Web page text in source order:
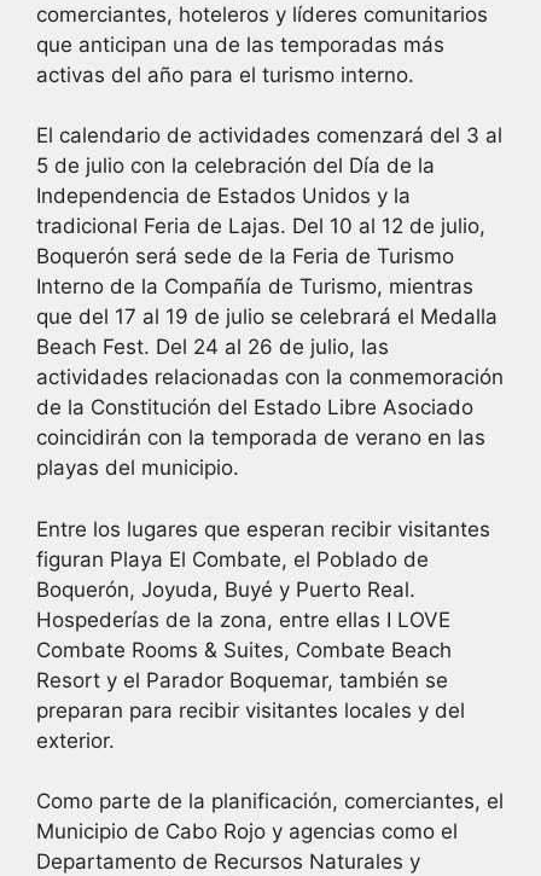
comerciantes, hoteleros y líderes comunitarios
que anticipan una de las temporadas más
activas del año para el turismo interno.
El calendario de actividades comenzará del 3 al
5 de julio con la celebración del Día de la
Independencia de Estados Unidos y la
tradicional Feria de Lajas. Del 10 al 12 de julio,
Boquerón será sede de la Feria de Turismo
Interno de la Compañía de Turismo, mientras
que del 17 al 19 de julio se celebrará el Medalla
Beach Fest. Del 24 al 26 de julio, las
actividades relacionadas con la conmemoración
de la Constitución del Estado Libre Asociado
coincidirán con la temporada de verano en las
playas del municipio.
Entre los lugares que esperan recibir visitantes
figuran Playa El Combate, el Poblado de
Boquerón, Joyuda, Buyé y Puerto Real.
Hospederías de la zona, entre ellas I LOVE
Combate Rooms & Suites, Combate Beach
Resort y el Parador Boquemar, también se
preparan para recibir visitantes locales y del
exterior.
Como parte de la planificación, comerciantes, el
Municipio de Cabo Rojo y agencias como el
Departamento de Recursos Naturales y